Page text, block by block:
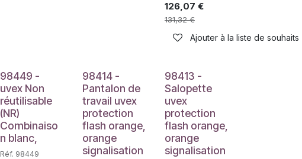
126,07 €
131,32€
Ajouter à la liste de souhaits
98449 -
uvex Non
réutilisable
(NR)
Combinaiso
n blanc,
Réf. 98449
98414 -
Pantalon de
travail uvex
protection
flash orange,
orange
signalisation
98413 -
Salopette
uvex
protection
flash orange,
orange
signalisation